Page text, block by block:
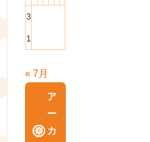
3
1
« 7月
ア
ー
カ